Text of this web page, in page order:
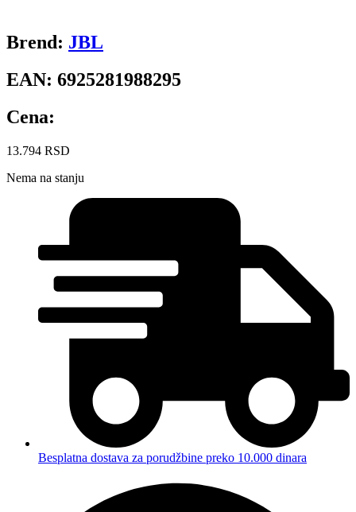
Brend: JBL
EAN: 6925281988295
Cena:
13.794 RSD
Nema na stanju
Besplatna dostava za porudžbine preko 10.000 dinara